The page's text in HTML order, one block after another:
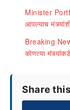
Minister
आपल्याच
Breaking
कोणत्या
Share